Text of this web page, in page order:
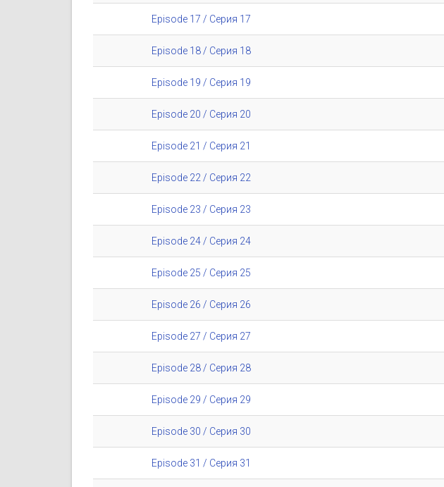
Episode 17 / Серия 17
Episode 18 / Серия 18
Episode 19 / Серия 19
Episode 20 / Серия 20
Episode 21 / Серия 21
Episode 22 / Серия 22
Episode 23 / Серия 23
Episode 24 / Серия 24
Episode 25 / Серия 25
Episode 26 / Серия 26
Episode 27 / Серия 27
Episode 28 / Серия 28
Episode 29 / Серия 29
Episode 30 / Серия 30
Episode 31 / Серия 31